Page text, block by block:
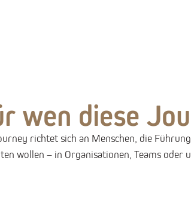
wen diese
richtet sich an Menschen, die
wollen – in Organisationen, Teams oder